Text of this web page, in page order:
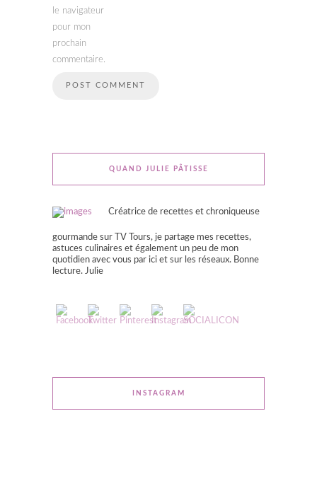
le navigateur
pour mon
prochain
commentaire.
QUAND JULIE PÂTISSE
Créatrice de recettes et chroniqueuse
gourmande sur TV Tours, je partage mes recettes,
astuces culinaires et également un peu de mon
quotidien avec vous par ici et sur les réseaux. Bonne
lecture. Julie
INSTAGRAM